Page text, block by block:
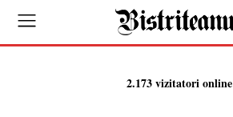
2.173 vizitatori online